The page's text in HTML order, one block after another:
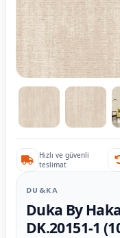
Hızlı ve güvenli
teslimat
DU&KA
Duka By
DK.20151-1